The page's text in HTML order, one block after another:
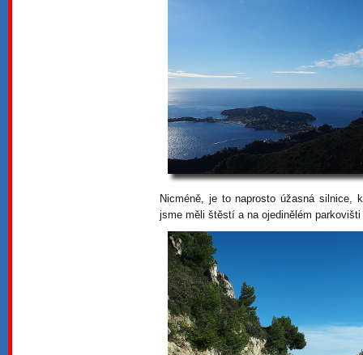
Nicméně, je to naprosto úžasná silnice,
jsme měli štěstí a na ojedinělém